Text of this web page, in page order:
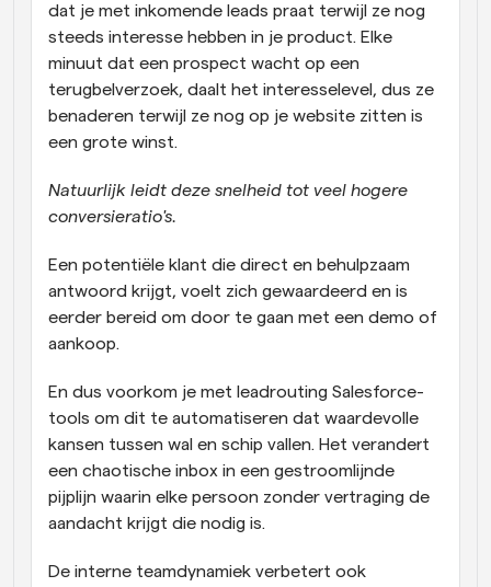
dat je met inkomende leads praat terwijl ze nog
steeds interesse hebben in je product. Elke
minuut dat een prospect wacht op een
terugbelverzoek, daalt het interesselevel, dus ze
benaderen terwijl ze nog op je website zitten is
een grote winst.
Natuurlijk leidt deze snelheid tot veel hogere
conversieratio's.
Een potentiële klant die direct en behulpzaam
antwoord krijgt, voelt zich gewaardeerd en is
eerder bereid om door te gaan met een demo of
aankoop.
En dus voorkom je met leadrouting Salesforce-
tools om dit te automatiseren dat waardevolle
kansen tussen wal en schip vallen. Het verandert
een chaotische inbox in een gestroomlijnde
pijplijn waarin elke persoon zonder vertraging de
aandacht krijgt die nodig is.
De interne teamdynamiek verbetert ook